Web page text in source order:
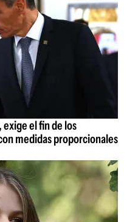
el fin de los
medidas proporcionales